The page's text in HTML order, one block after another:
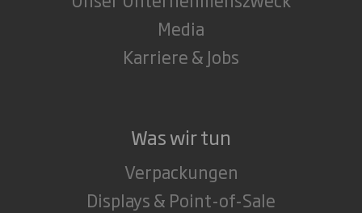
Media
Karriere & Jobs
Was wir tun
Verpackungen
Displays & Point-of-Sale